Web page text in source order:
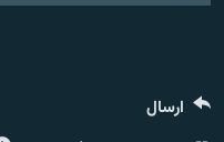
ارسال